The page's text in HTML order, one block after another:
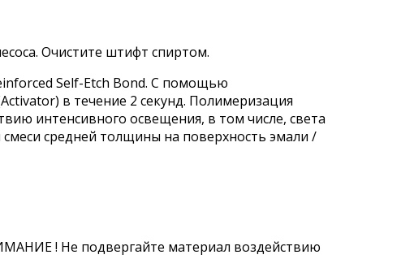
Очистите штифт спиртом.
Self-Etch Bond. С помощью
в течение 2 секунд. Полимеризация
интенсивного освещения, в том числе, света
средней толщины на поверхность эмали /
! Не подвергайте материал воздействию